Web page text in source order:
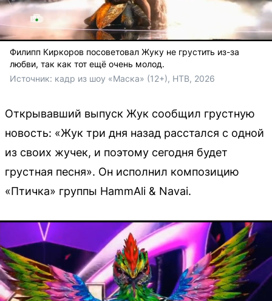
Филипп Киркоров посоветовал Жуку не грустить из-за
любви, так как тот ещё очень молод.
Источник: кадр из шоу «Маска» (12+), НТВ, 2026
Открывавший выпуск Жук сообщил грустную
новость: «Жук три дня назад расстался с одной
из своих жучек, и поэтому сегодня будет
грустная песня». Он исполнил композицию
«Птичка» группы HammAli & Navai.